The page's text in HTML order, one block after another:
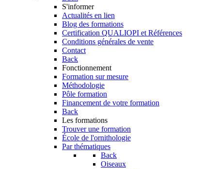
S'informer
Actualités en lien
Blog des formations
Certification QUALIOPI et Références
Conditions générales de vente
Contact
Back
Fonctionnement
Formation sur mesure
Méthodologie
Pôle formation
Financement de votre formation
Back
Les formations
Trouver une formation
École de l'ornithologie
Par thématiques
Back
Oiseaux